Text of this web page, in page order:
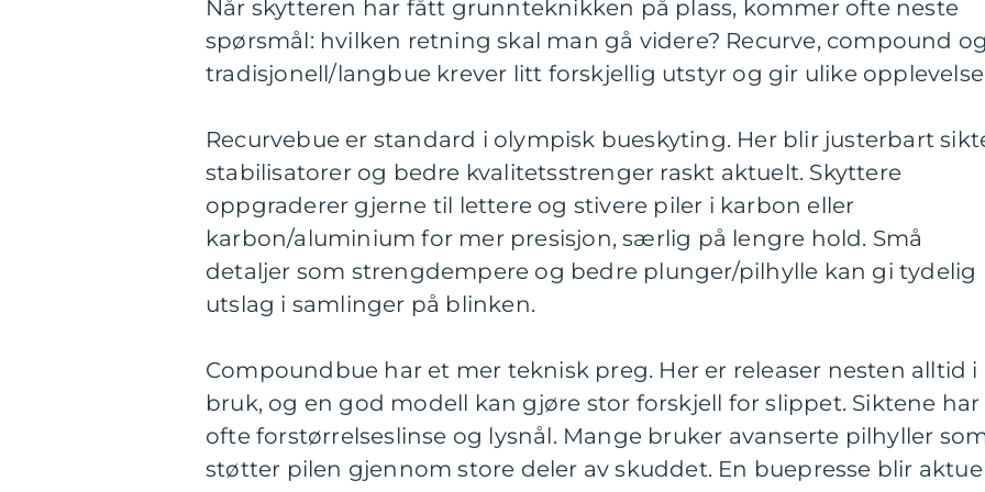
Når skytteren har fått grunnteknikken på plass, kommer ofte neste
spørsmål: hvilken retning skal man gå videre? Recurve, compound og
tradisjonell/langbue krever litt forskjellig utstyr og gir ulike
Recurvebue er standard i olympisk bueskyting. Her blir justerbart
stabilisatorer og bedre kvalitetsstrenger raskt aktuelt. Skyttere
oppgraderer gjerne til lettere og stivere piler i karbon eller
karbon/aluminium for mer presisjon, særlig på lengre hold. Små
detaljer som strengdempere og bedre plunger/pilhylle kan gi tydelig
utslag i samlinger på blinken.
Compoundbue har et mer teknisk preg. Her er releaser nesten alltid i
bruk, og en god modell kan gjøre stor forskjell for slippet. Siktene har
ofte forstørrelseslinse og lysnål. Mange bruker avanserte pilhyller
støtter pilen gjennom store deler av skuddet. En buepresse blir